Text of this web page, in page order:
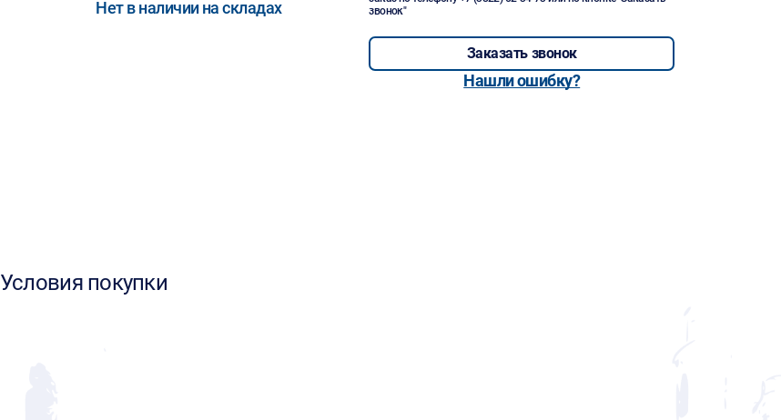
Нет в наличии на складах
звонок"
Заказать звонок
Нашли ошибку?
Условия покупки